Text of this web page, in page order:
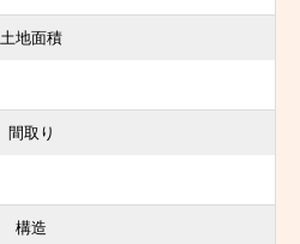
土地面積
間取り
構造